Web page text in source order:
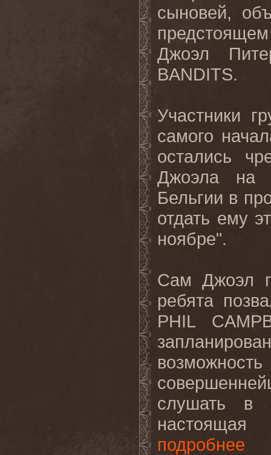
сыновей,
Джоэл
BANDITS.
Участники
самого
остались
Джоэла на
Бельгии в
отдать ему
ноябре".
Сам Джоэл
ребята
PHIL
слушать в
настоящая
подробнее